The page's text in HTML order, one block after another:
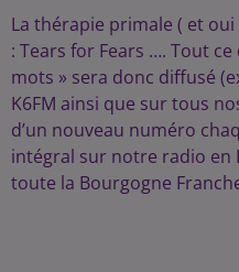
La thérapie primale ( et
: Tears for Fears …. Tout
mots » sera donc diffusé
K6FM ainsi que sur tous
d’un nouveau numéro
intégral sur notre radio en
toute la Bourgogne